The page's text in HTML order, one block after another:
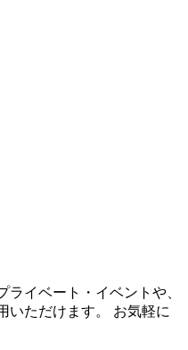
ライベート・イベントや、
いただけます。 お気軽に